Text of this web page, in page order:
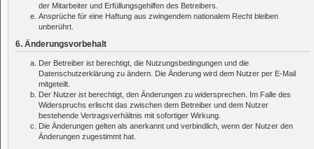
der Mitarbeiter und Erfüllungsgehilfen des Betreibers.
Ansprüche für eine Haftung aus zwingendem nationalem Recht bleiben
unberührt.
6. Änderungsvorbehalt
Der Betreiber ist berechtigt, die Nutzungsbedingungen und die
Datenschutzerklärung zu ändern. Die Änderung wird dem Nutzer per E-Mail
mitgeteilt.
Der Nutzer ist berechtigt, den Änderungen zu widersprechen. Im Falle des
Widerspruchs erlischt das zwischen dem Betreiber und dem Nutzer
bestehende Vertragsverhältnis mit sofortiger Wirkung.
Die Änderungen gelten als anerkannt und verbindlich, wenn der Nutzer den
Änderungen zugestimmt hat.